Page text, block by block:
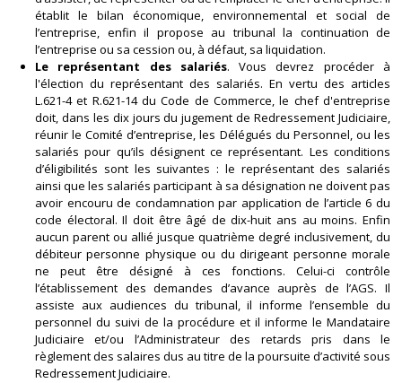
établit le bilan économique, environnemental et social de
l’entreprise, enfin il propose au tribunal la continuation de
l’entreprise ou sa cession ou, à défaut, sa liquidation.
Le représentant des salariés. Vous devrez procéder à
l'élection du représentant des salariés. En vertu des articles
L.621-4 et R.621-14 du Code de Commerce, le chef d'entreprise
doit, dans les dix jours du jugement de Redressement Judiciaire,
réunir le Comité d’entreprise, les Délégués du Personnel, ou les
salariés pour qu’ils désignent ce représentant. Les conditions
d’éligibilités sont les suivantes : le représentant des salariés
ainsi que les salariés participant à sa désignation ne doivent pas
avoir encouru de condamnation par application de l’article 6 du
code électoral. Il doit être âgé de dix-huit ans au moins. Enfin
aucun parent ou allié jusque quatrième degré inclusivement, du
débiteur personne physique ou du dirigeant personne morale
ne peut être désigné à ces fonctions. Celui-ci contrôle
l’établissement des demandes d’avance auprès de l’AGS. Il
assiste aux audiences du tribunal, il informe l’ensemble du
personnel du suivi de la procédure et il informe le Mandataire
Judiciaire et/ou l’Administrateur des retards pris dans le
règlement des salaires dus au titre de la poursuite d’activité sous
Redressement Judiciaire.